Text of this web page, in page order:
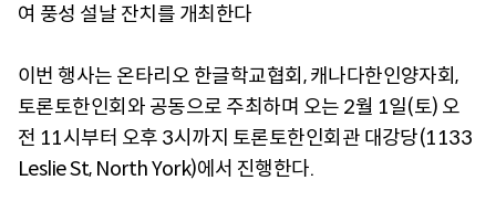
여 풍성 설날 잔치를 개최한다
이번 행사는 온타리오 한글학교협회, 캐나다한인양자회,
토론토한인회와 공동으로 주최하며 오는 2월 1일(토) 오
전 11시부터 오후 3시까지 토론토한인회관 대강당(1133
Leslie St, North York)에서 진행한다.